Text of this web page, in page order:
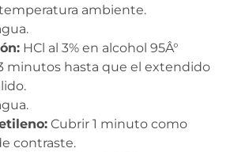
ambiente.
HCl al 3% en alcohol 95Â°
minutos hasta que el extendido
Cubrir 1 minuto como
contraste.